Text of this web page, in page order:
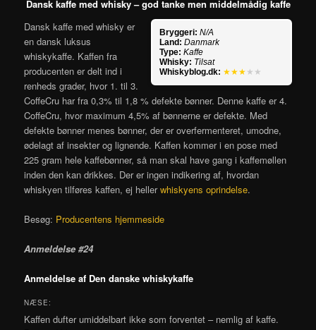
Dansk kaffe med whisky – god tanke men middelmådig kaffe
Bryggeri: N/A
Land: Danmark
Type: Kaffe
Whisky: Tilsat
Whiskyblog.dk: ★★★ ★★
Dansk kaffe med whisky er
en dansk luksus
whiskykaffe. Kaffen fra
producenten er delt ind i
renheds grader, hvor 1. til 3.
CoffeCru har fra 0,3% til 1,8 % defekte bønner. Denne kaffe er 4.
CoffeCru, hvor maximum 4,5% af bønnerne er defekte. Med
defekte bønner menes bønner, der er overfermenteret, umodne,
ødelagt af insekter og lignende. Kaffen kommer i en pose med
225 gram hele kaffebønner, så man skal have gang i kaffemøllen
inden den kan drikkes. Der er ingen indikering af, hvordan
whiskyen tilføres kaffen, ej hellerwhiskyens oprindelse.
Besøg: Producentens hjemmeside
Anmeldelse #24
Anmeldelse af Den danske whiskykaffe
NÆSE:
Kaffen dufter umiddelbart ikke som forventet – nemlig af kaffe.